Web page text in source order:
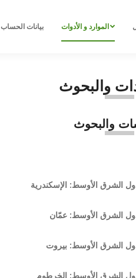
الموارد و الأدوات بيانات الحساب
والبحوث
والبحوث
الشرق الأوسط: الإسكندرية
الشرق الأوسط: عمّان
الشرق الأوسط: بيروت
الشرق الأوسط: الخرطوم